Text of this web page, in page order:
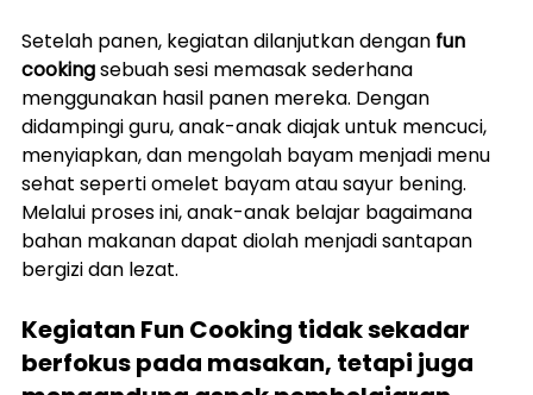
Setelah panen, kegiatan dilanjutkan dengan fun
cooking sebuah sesi memasak sederhana
menggunakan hasil panen mereka. Dengan
didampingi guru, anak-anak diajak untuk mencuci,
menyiapkan, dan mengolah bayam menjadi menu
sehat seperti omelet bayam atau sayur bening.
Melalui proses ini, anak-anak belajar bagaimana
bahan makanan dapat diolah menjadi santapan
bergizi dan lezat.
Kegiatan Fun Cooking tidak sekadar
berfokus pada masakan, tetapi juga